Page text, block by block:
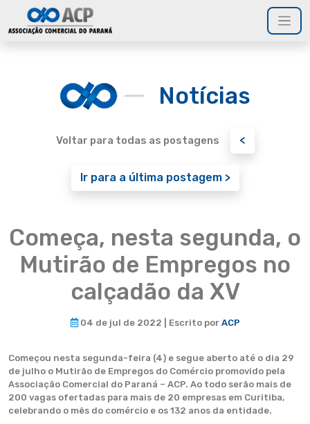
Notícias
Voltar para todas as postagens <
Ir para a última postagem >
Começa, nesta segunda, o
Mutirão de Empregos no
calçadão da XV
04 de jul de 2022 | Escrito por ACP
Começou nesta segunda-feira (4) e segue aberto até o dia 29
de julho o Mutirão de Empregos do Comércio promovido pela
Associação Comercial do Paraná – ACP. Ao todo serão mais de
200 vagas ofertadas para mais de 20 empresas em Curitiba,
celebrando o mês do comércio e os 132 anos da entidade.